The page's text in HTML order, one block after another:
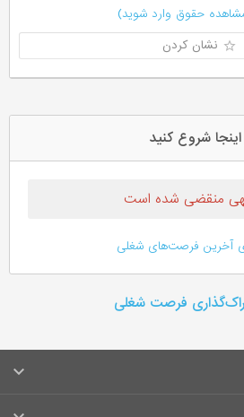
حقوق وارد شوید)
نشان کردن
اینجا شروع کنید
منقضی شده است
آخرین فرصت‌های شغلی
فرصت شغلی